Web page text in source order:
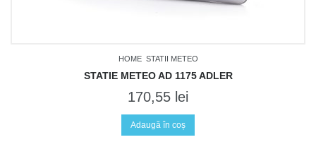
HOME STATII METEO
STATIE METEO AD 1175 ADLER
170,55 lei
Adaugă în coș